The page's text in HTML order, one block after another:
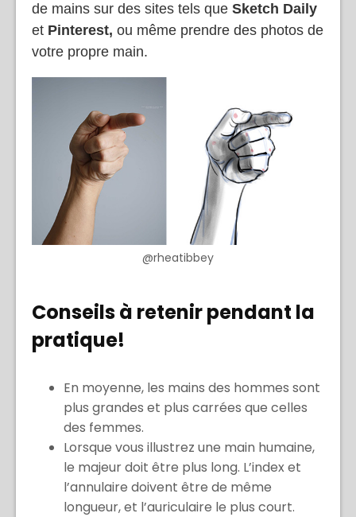
de mains sur des sites tels que Sketch Daily
et Pinterest, ou même prendre des photos de
votre propre main.
@rheatibbey
Conseils à retenir pendant la
pratique!
En moyenne, les mains des hommes sont
plus grandes et plus carrées que celles
des femmes.
Lorsque vous illustrez une main humaine,
le majeur doit être plus long. L’index et
l’annulaire doivent être de même
longueur, et l’auriculaire le plus court.